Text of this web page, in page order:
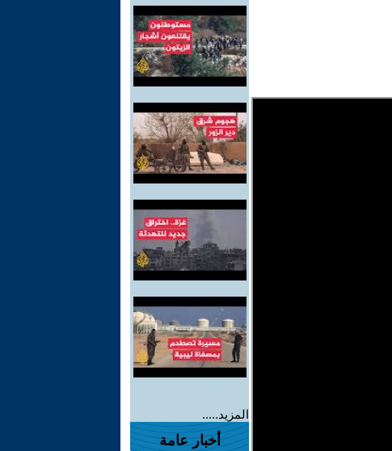
المزيد.....
أخبار عامة